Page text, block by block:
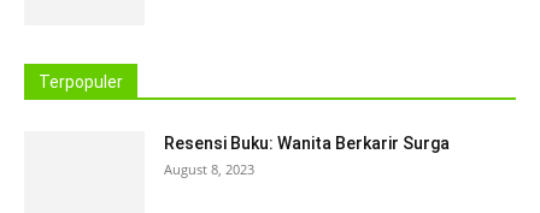
Terpopuler
Resensi Buku: Wanita Berkarir Surga
August 8, 2023